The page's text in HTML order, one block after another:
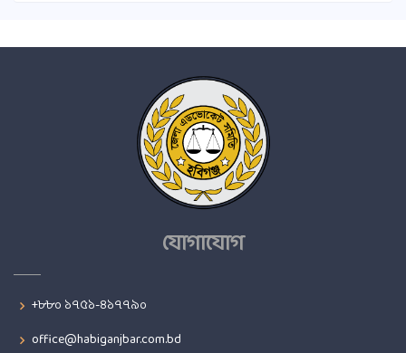
যোগাযোগ
+৮৮০ ১৭৫১-৪১৭৭৯০
office@habiganjbar.com.bd